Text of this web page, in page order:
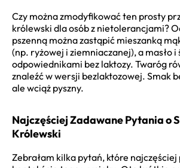
Czy można zmodyfikować ten prosty
królewski dla osób z nietolerancjami?
pszenną można zastąpić mieszanką
(np. ryżowej i ziemniaczanej), a masło
odpowiednikami bez laktozy. Twaróg
znaleźć w wersji bezlaktozowej. Smak
ale wciąż pyszny.
Najczęściej Zadawane Pytania o
Królewski
Zebrałam kilka pytań, które